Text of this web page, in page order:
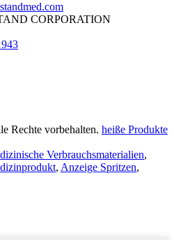
CORPORATION
Rechte vorbehalten. heiße Produkte
Verbrauchsmaterialien,
, Anzeige Spritzen,